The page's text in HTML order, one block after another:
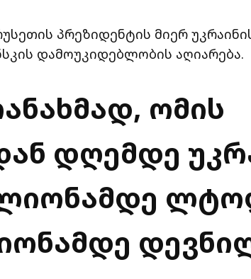
პრეზიდენტის მიერ
დამოუკიდებლობის აღიარება.
ომის
დღემდე